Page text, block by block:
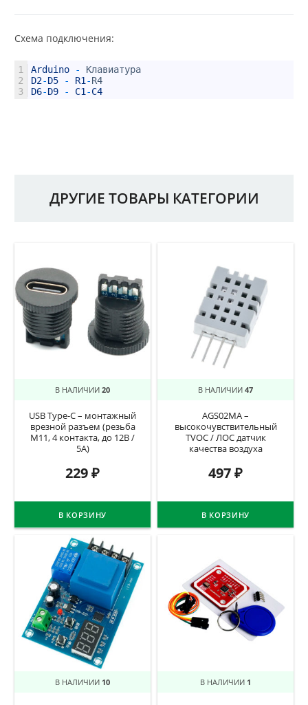
Схема подключения:
1
2
3
Arduino -
Клавиатура
D2-D5 - R1 -R4
D6-D9 - C1 -C4
ДРУГИЕ ТОВАРЫ КАТЕГОРИИ
В НАЛИЧИИ 20
USB Type-C – монтажный
врезной разъем (резьба
M11, 4 контакта, до 12В /
5А)
229₽
В КОРЗИНУ
В НАЛИЧИИ 47
AGS02MA –
высокочувствительный
TVOC / ЛОС датчик
качества воздуха
497₽
В КОРЗИНУ
В НАЛИЧИИ 10 В НАЛИЧИИ 1